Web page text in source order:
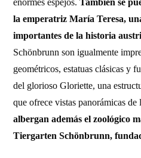
enormes espejos.También se
la emperatriz María Teresa,
importantes de la historia
Schönbrunn son igualmente
geométricos, estatuas clásicas y
del glorioso Gloriette, una
que ofrece vistas panorámicas
albergan además el zoológico
Tiergarten Schönbrunn,